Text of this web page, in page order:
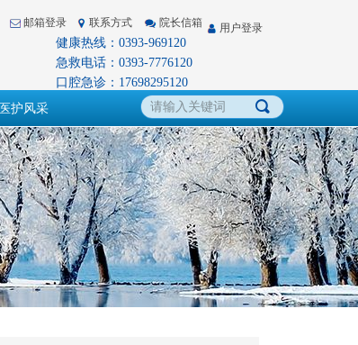
医护风采 끠
健康热线：0393-969120
急救电话：0393-7776120
口腔急诊：17698295120
邮箱登录 联系方式 院长信箱 用户登录